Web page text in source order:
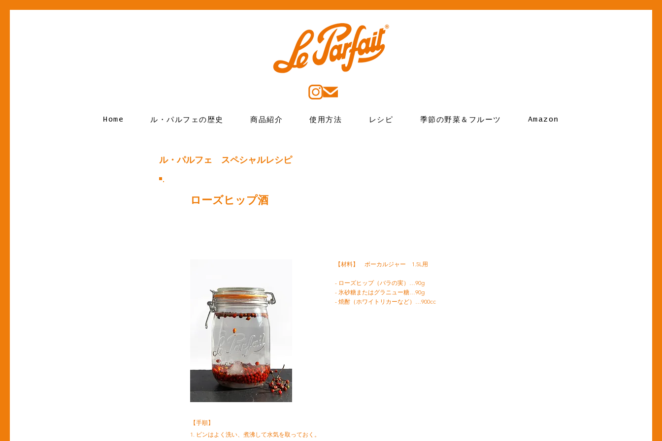
Home ル・パルフェの歴史 商品紹介 使用方法 レシピ 季節の野菜＆フルーツ Amazon
ル・パルフェ スペシャルレシピ
ローズヒップ酒
【材料】 ボーカルジャー 1.5L用
- ローズヒップ（バラの実）…90g
- 氷砂糖またはグラニュー糖…90g
- 焼酎（ホワイトリカーなど）…900cc
【手順】
1. ビンはよく洗い、煮沸して水気を取っておく。